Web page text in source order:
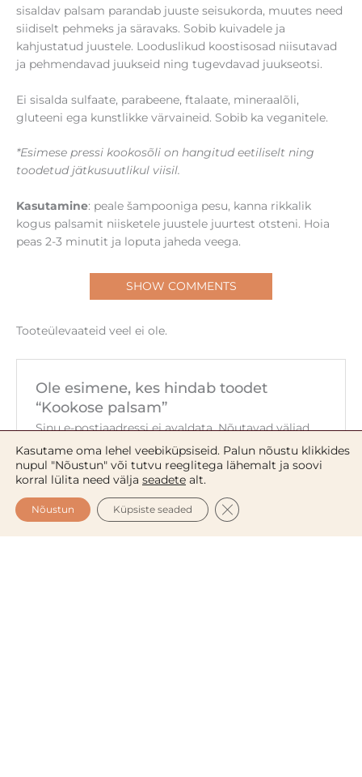
sisaldav palsam parandab juuste seisukorda, muutes need
siidiselt pehmeks ja säravaks. Sobib kuivadele ja
kahjustatud juustele. Looduslikud koostisosad niisutavad
ja pehmendavad juukseid ning tugevdavad juukseotsi.
Ei sisalda sulfaate, parabeene, ftalaate, mineraalõli,
gluteeni ega kunstlikke värvaineid. Sobib ka veganitele.
*Esimese pressi kookosõli on hangitud eetiliselt ning
toodetud jätkusuutlikul viisil.
Kasutamine: peale šampooniga pesu, kanna rikkalik
kogus palsamit niisketele juustele juurtest otsteni. Hoia
peas 2-3 minutit ja loputa jaheda veega.
SHOW COMMENTS
Tooteülevaateid veel ei ole.
Ole esimene, kes hindab toodet
“Kookose palsam”
Sinu e-postiaadressi ei avaldata. Nõutavad väljad
on tähistatud*-ga
Sinu hinnang*
Sinu arvustus*
Kasutame oma lehel veebiküpsiseid. Palun nõustu klikkides
nupul "Nõustun" või tutvu reeglitega lähemalt ja soovi
korral lülita need välja seadete alt.
Nõustun Küpsiste seaded CLOSE GDPR COOKIE